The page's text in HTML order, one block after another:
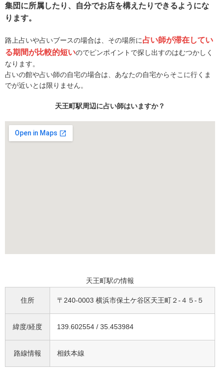
集団に所属したり、自分でお店を構えたりできるようにな
ります。
路上占いや占いブースの場合は、その場所に占い師が滞在してい
る期間が比較的短いのでピンポイントで探し出すのはむつかしく
なります。
占いの館や占い師の自宅の場合は、あなたの自宅からそこに行くま
でが近いとは限りません。
天王町駅周辺に占い師はいますか？
天王町駅の情報
住所 〒240-0003 横浜市保土ケ谷区天王町２-４５-５
緯度/経度 139.602554 / 35.453984
路線情報 相鉄本線